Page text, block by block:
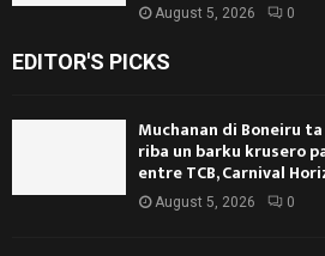
August 5, 2026 0
EDITOR'S PICKS
Muchanan di Boneiru
riba un barku krusero
entre TCB, Carnival
August 5, 2026 0